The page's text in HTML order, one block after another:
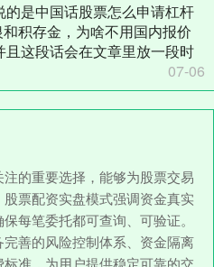
是中国话股票怎么申请杠杆
积存金，为啥不用国内报价
这段话会在文章里放一段时
07-06
的重要选择，能够为股票交易
票配资实盘模式强调资金真实
每笔委托都可查询、可验证。
善的风险控制体系、资金隔离
准，为用户提供稳定可靠的交